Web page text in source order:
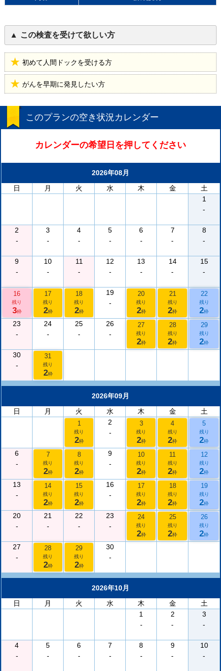
この検査を受けて欲しい方
初めて人間ドックを受ける方
がんを早期に発見したい方
このプランの空き状況カレンダー
カレンダーの希望日を押してください
2026年08月
日
月 火 水 木 金
土
1
-
2
-
3
-
4
-
5
-
6
-
7
-
8
-
9
-
10
-
11
-
12
-
13
-
14
-
15
-
16
残り
3枠
17
残り
2枠
18
残り
2枠
19
-
20
残り
2枠
21
残り
2枠
22
残り
2枠
23
-
24
-
25
-
26
-
27
残り
2枠
28
残り
2枠
29
残り
2枠
30
-
31
残り
2枠
2026年09月
日
月 火 水 木 金 土
1
残り
2枠
2
-
3
残り
2枠
4
残り
2枠
5
残り
2枠
6
-
7
残り
2枠
8
残り
2枠
9
-
10
残り
2枠
11
残り
2枠
12
残り
2枠
13
-
14
残り
2枠
15
残り
2枠
16
-
17
残り
2枠
18
残り
2枠
19
残り
2枠
20
-
21
-
22
-
23
-
24
残り
2枠
25
残り
2枠
26
残り
2枠
27
-
28
残り
2枠
29
残り
2枠
30
-
2026年10月
日
月 火 水 木 金
土
1
-
2
-
3
-
4
-
5
-
6
-
7
-
8
-
9
-
10
-